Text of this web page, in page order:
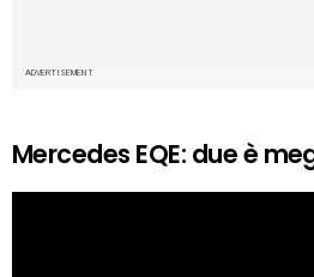
ADVERTISEMENT
Mercedes EQE: due è